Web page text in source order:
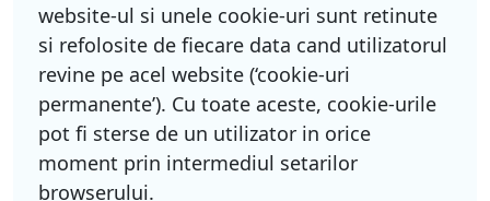
website-ul si unele cookie-uri sunt retinute
si refolosite de fiecare data cand utilizatorul
revine pe acel website (‘cookie-uri
permanente’). Cu toate aceste, cookie-urile
pot fi sterse de un utilizator in orice
moment prin intermediul setarilor
browserului.